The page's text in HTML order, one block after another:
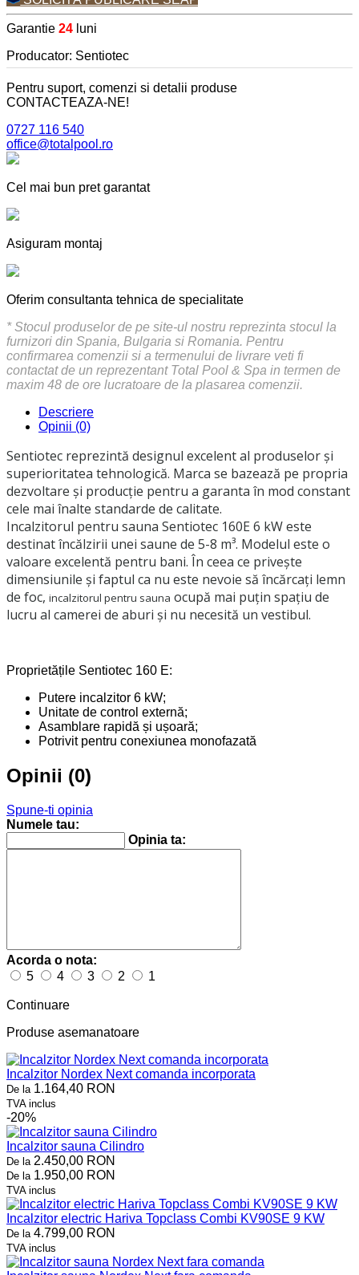
Garantie 24 luni
Producator: Sentiotec
Pentru suport, comenzi si detalii produse
CONTACTEAZA-NE!
0727 116 540
office@totalpool.ro
Cel mai bun pret garantat
Asiguram montaj
Oferim consultanta tehnica de specialitate
* Stocul produselor de pe site-ul nostru reprezinta stocul la
furnizori din Spania, Bulgaria si Romania. Pentru
confirmarea comenzii si a termenului de livrare veti fi
contactat de un reprezentant Total Pool & Spa in termen de
maxim 48 de ore lucratoare de la plasarea comenzii.
Descriere
Opinii (0)
Sentiotec reprezintă designul excelent al produselor și
superioritatea tehnologică. Marca se bazează pe propria
dezvoltare și producție pentru a garanta în mod constant
cele mai înalte standarde de calitate.
Incalzitorul pentru sauna Sentiotec 160E 6 kW este
destinat încălzirii unei saune de 5-8 m³. Modelul este o
valoare excelentă pentru bani. În ceea ce privește
dimensiunile și faptul ca nu este nevoie să încărcați lemn
de foc, incalzitorul pentru sauna ocupă mai puțin spațiu de
lucru al camerei de aburi și nu necesită un vestibul.
Proprietățile Sentiotec 160 E:
Putere incalzitor 6 kW;
Unitate de control externă;
Asamblare rapidă și ușoară;
Potrivit pentru conexiunea monofazată
Opinii (0)
Spune-ti opinia
Numele tau:
Opinia ta:
Acorda o nota:
5
4 3 2 1
Continuare
Produse asemanatoare
Incalzitor Nordex Next comanda incorporata
De la 1.164,40 RON
TVA inclus
-20%
Incalzitor sauna Cilindro
De la 2.450,00 RON
De la 1.950,00 RON
TVA inclus
Incalzitor electric Hariva Topclass Combi KV90SE 9 KW
De la 4.799,00 RON
TVA inclus